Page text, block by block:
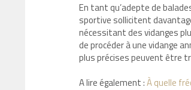
En tant qu’adepte de
sportive sollicitent
nécessitant des vidanges
de procéder à une vidange
plus précises peuvent être
A lire également :À quelle